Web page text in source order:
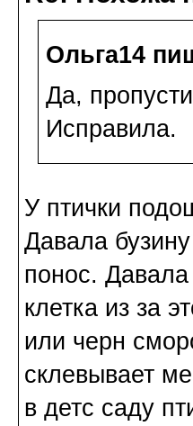
Ольга14
Да,
Исправила.
У птички
Давала
понос.
клетка из за
или черн
склевывает
в детс саду